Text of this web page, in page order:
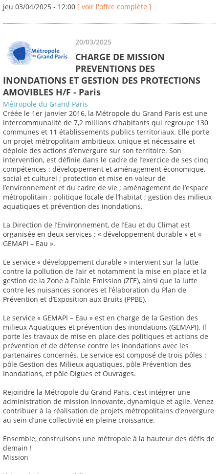
jeu 03/04/2025 - 12:00 [ voir l'offre complète ]
20/03/2025
CHARGE DE MISSION
PREVENTIONS DES
INONDATIONS ET GESTION DES PROTECTIONS
AMOVIBLES H/F - Paris
Métropole du Grand Paris
Créée le 1er janvier 2016, la Métropole du Grand Paris est une
intercommunalité de 7,2 millions d’habitants qui regroupe 130
communes et 11 établissements publics territoriaux. Elle porte
un projet métropolitain ambitieux, unique et nécessaire et
déploie des actions d’envergure sur son territoire. Son
intervention, est définie dans le cadre de l’exercice de ses cinq
compétences : développement et aménagement économique,
social et culturel ; protection et mise en valeur de
l’environnement et du cadre de vie ; aménagement de l’espace
métropolitain ; politique locale de l’habitat ; gestion des milieux
aquatiques et prévention des inondations.
La Direction de l’Environnement, de l’Eau et du Climat est
organisée en deux services : « développement durable » et «
GEMAPI – Eau ».
Le service « développement durable » intervient sur la lutte
contre la pollution de l’air et notamment la mise en place et la
gestion de la Zone à Faible Emission (ZFE), ainsi que la lutte
contre les nuisances sonores et l’élaboration du Plan de
Prévention et d’Exposition aux Bruits (PPBE).
Le service « GEMAPI – Eau » est en charge de la Gestion des
milieux Aquatiques et prévention des inondations (GEMAPI). Il
porte les travaux de mise en place des politiques et actions de
prévention et de défense contre les inondations avec les
partenaires concernés. Le service est composé de trois pôles :
pôle Gestion des Milieux aquatiques, pôle Prévention des
Inondations, et pôle Digues et Ouvrages.
Rejoindre la Métropole du Grand Paris, c’est intégrer une
administration de mission innovante, dynamique et agile. Venez
contribuer à la réalisation de projets métropolitains d’envergure
au sein d’une collectivité en pleine croissance.
Ensemble, construisons une métropole à la hauteur des défis de
demain !
Mission